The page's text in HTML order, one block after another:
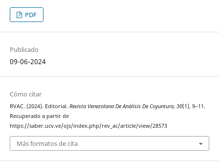
PDF
Publicado
09-06-2024
Cómo citar
RVAC. (2024). Editorial. Revista Venezolana De Análisis De Coyuntura, 30(1), 9–11.
Recuperado a partir de
https://saber.ucv.ve/ojs/index.php/rev_ac/article/view/28573
Más formatos de cita